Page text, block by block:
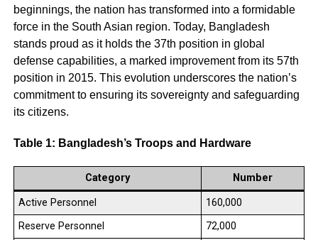
beginnings, the nation has transformed into a formidable
force in the South Asian region. Today, Bangladesh
stands proud as it holds the 37th position in global
defense capabilities, a marked improvement from its 57th
position in 2015. This evolution underscores the nation’s
commitment to ensuring its sovereignty and safeguarding
its citizens.
Table 1: Bangladesh’s Troops and Hardware
Category Number
Active Personnel
160,000
Reserve Personnel
72,000